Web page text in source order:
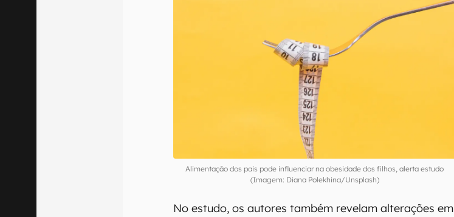
Alimentação dos pais pode influenciar na obesidade dos filhos, alerta estudo
(Imagem: Diana Polekhina/Unsplash)
No estudo, os autores também revelam alterações em